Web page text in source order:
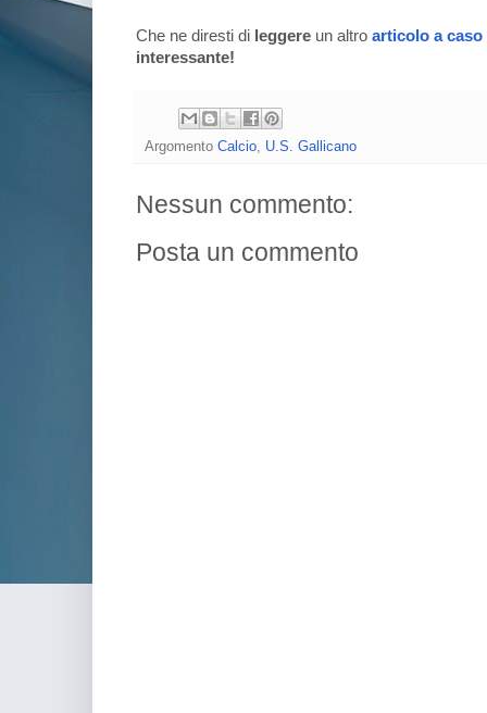
Che ne diresti di leggere un altro articolo a caso
interessante!
Argomento Calcio U.S. Gallicano
Nessun commento:
Posta un commento